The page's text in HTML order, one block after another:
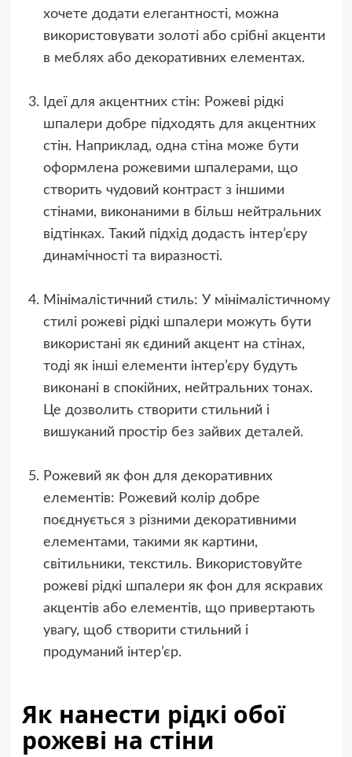
хочете додати елегантності, можна
використовувати золоті або срібні акценти
в меблях або декоративних елементах.
Ідеї для акцентних стін: Рожеві рідкі
шпалери добре підходять для акцентних
стін. Наприклад, одна стіна може бути
оформлена рожевими шпалерами, що
створить чудовий контраст з іншими
стінами, виконаними в більш нейтральних
відтінках. Такий підхід додасть інтер’єру
динамічності та виразності.
Мінімалістичний стиль: У мінімалістичному
стилі рожеві рідкі шпалери можуть бути
використані як єдиний акцент на стінах,
тоді як інші елементи інтер’єру будуть
виконані в спокійних, нейтральних тонах.
Це дозволить створити стильний і
вишуканий простір без зайвих деталей.
Рожевий як фон для декоративних
елементів: Рожевий колір добре
поєднується з різними декоративними
елементами, такими як картини,
світильники, текстиль. Використовуйте
рожеві рідкі шпалери як фон для яскравих
акцентів або елементів, що привертають
увагу, щоб створити стильний і
продуманий інтер’єр.
Як нанести рідкі обої
рожеві на стіни